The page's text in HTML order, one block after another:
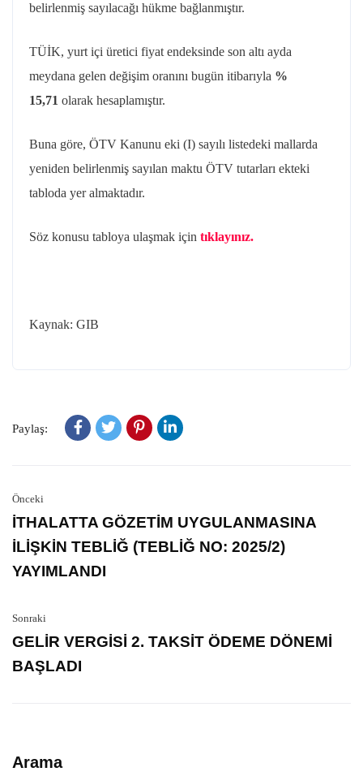
belirlenmiş sayılacağı hükme bağlanmıştır.
TÜİK, yurt içi üretici fiyat endeksinde son altı ayda
meydana gelen değişim oranını bugün itibarıyla %
15,71 olarak hesaplamıştır.
Buna göre, ÖTV Kanunu eki (I) sayılı listedeki mallarda
yeniden belirlenmiş sayılan maktu ÖTV tutarları ekteki
tabloda yer almaktadır.
Söz konusu tabloya ulaşmak için tıklayınız.
Kaynak: GIB
Paylaş:
Önceki
İTHALATTA GÖZETİM UYGULANMASINA
İLİŞKİN TEBLİĞ (TEBLİĞ NO: 2025/2)
YAYIMLANDI
Sonraki
GELİR VERGİSİ 2. TAKSİT ÖDEME DÖNEMİ
BAŞLADI
Arama